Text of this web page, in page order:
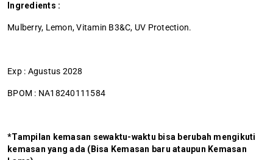
Ingredients :
Mulberry, Lemon, Vitamin B3&C, UV Protection.
Exp : Agustus 2028
BPOM : NA18240111584
*Tampilan kemasan sewaktu-waktu bisa berubah mengikuti
kemasan yang ada (Bisa Kemasan baru ataupun Kemasan